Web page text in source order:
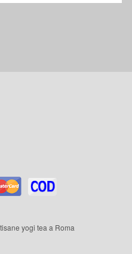
yogi tea a Roma